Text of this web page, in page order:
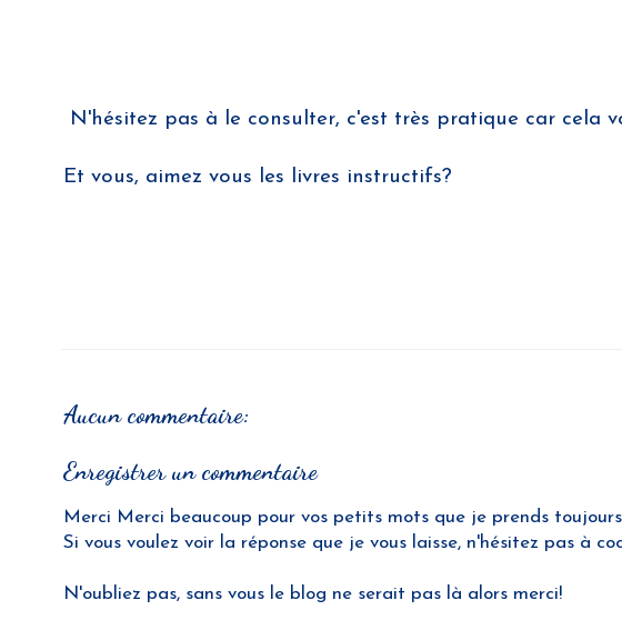
N'hésitez pas à le consulter, c'est très pratique car cela
Et vous, aimez vous les livres instructifs?
Aucun commentaire:
Enregistrer un commentaire
Merci Merci beaucoup pour vos petits mots que je prends
Si vous voulez voir la réponse que je vous laisse, n'hésitez pas à
N'oubliez pas, sans vous le blog ne serait pas là alors merci!